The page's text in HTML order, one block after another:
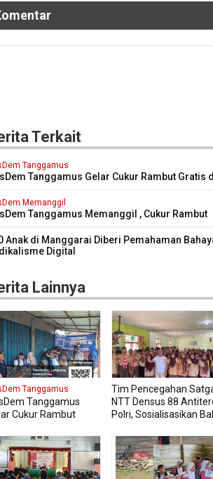
Terkait
Tanggamus
Tanggamus Gelar Cukur Rambut Gratis
Memanggil
Tanggamus Memanggil , Cukur Rambut
Anak di Manggarai Diberi Pemahaman
Digital
Lainnya
Tanggamus
Tanggamus
Cukur Rambut
Tim Pencegahan
NTT Densus 88
Polri, Sosialisasikan
Ekstremisme dan
Terorisme (IRET),
siswa kelas XI dan XII